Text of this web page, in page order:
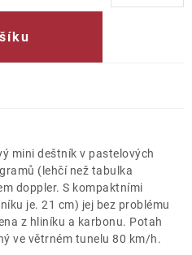
mini deštník v pastelových
(lehčí než tabulka
doppler. S kompaktními
je. 21 cm) jej bez problému
z hliníku a karbonu. Potah
ve větrném tunelu 80 km/h.